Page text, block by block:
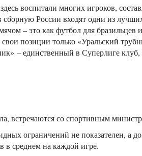
воспитали многих игроков,
сборную России входят одни из
– это как футбол для
позиции только «Уральский
– единственный в Суперлиге
встречаются со спортивным
ограничений не показателен, а
в среднем на каждой игре.